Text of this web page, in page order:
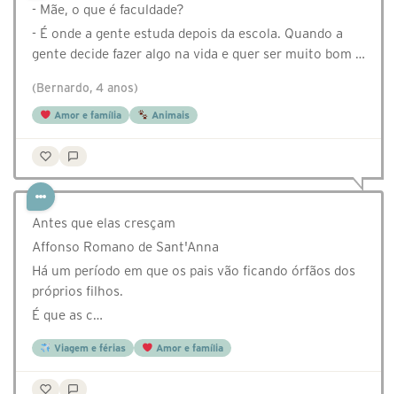
- Mãe, o que é faculdade?
- É onde a gente estuda depois da escola. Quando a
gente decide fazer algo na vida e quer ser muito bom …
(Bernardo, 4 anos)
Amor e família Animais
Antes que elas cresçam
Affonso Romano de Sant'Anna
Há um período em que os pais vão ficando órfãos dos
próprios filhos.
É que as c…
Viagem e férias Amor e família